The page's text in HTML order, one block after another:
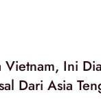
Ini
Dari Asia